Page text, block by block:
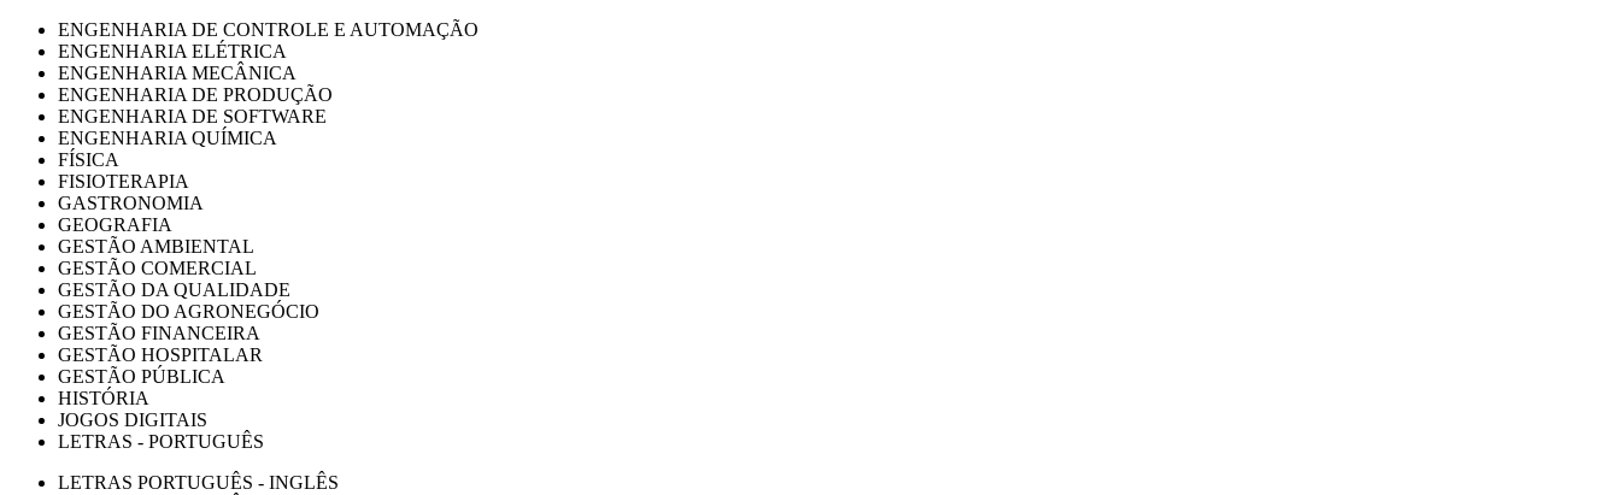
ENGENHARIA DE CONTROLE E AUTOMAÇÃO
ENGENHARIA ELÉTRICA
ENGENHARIA MECÂNICA
ENGENHARIA DE PRODUÇÃO
ENGENHARIA DE SOFTWARE
ENGENHARIA QUÍMICA
FÍSICA
FISIOTERAPIA
GASTRONOMIA
GEOGRAFIA
GESTÃO AMBIENTAL
GESTÃO COMERCIAL
GESTÃO DA QUALIDADE
GESTÃO DO AGRONEGÓCIO
GESTÃO FINANCEIRA
GESTÃO HOSPITALAR
GESTÃO PÚBLICA
HISTÓRIA
JOGOS DIGITAIS
LETRAS - PORTUGUÊS
LETRAS PORTUGUÊS - INGLÊS